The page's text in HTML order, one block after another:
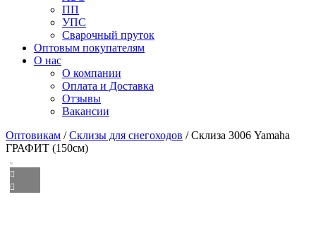
ПП
УПС
Сварочный пруток
Оптовым покупателям
О нас
О компании
Оплата и Доставка
Отзывы
Вакансии
Оптовикам /Склизы для снегоходов / Склиза 3006 Yamaha
ГРАФИТ (150см)